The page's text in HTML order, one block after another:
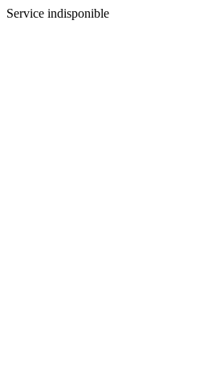
Service indisponible